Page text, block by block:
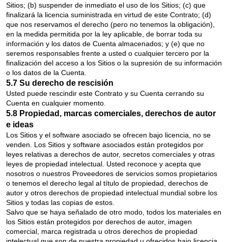
Sitios; (b) suspender de inmediato el uso de los Sitios; (c) que
finalizará la licencia suministrada en virtud de este Contrato; (d)
que nos reservamos el derecho (pero no tenemos la obligación),
en la medida permitida por la ley aplicable, de borrar toda su
información y los datos de Cuenta almacenados; y (e) que no
seremos responsables frente a usted o cualquier tercero por la
finalización del acceso a los Sitios o la supresión de su información
o los datos de la Cuenta.
5.7 Su derecho de rescisión
Usted puede rescindir este Contrato y su Cuenta cerrando su
Cuenta en cualquier momento.
5.8 Propiedad, marcas comerciales, derechos de autor
e ideas
Los Sitios y el software asociado se ofrecen bajo licencia, no se
venden. Los Sitios y software asociados están protegidos por
leyes relativas a derechos de autor, secretos comerciales y otras
leyes de propiedad intelectual. Usted reconoce y acepta que
nosotros o nuestros Proveedores de servicios somos propietarios
o tenemos el derecho legal al título de propiedad, derechos de
autor y otros derechos de propiedad intelectual mundial sobre los
Sitios y todas las copias de estos.
Salvo que se haya señalado de otro modo, todos los materiales en
los Sitios están protegidos por derechos de autor, imagen
comercial, marca registrada u otros derechos de propiedad